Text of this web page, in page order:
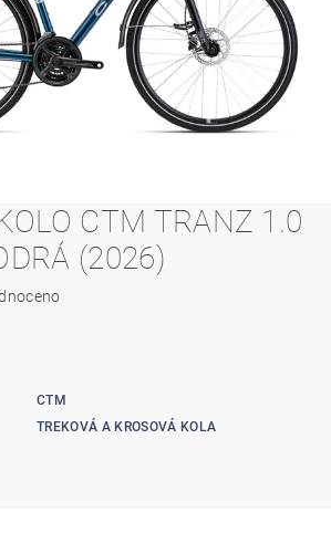
CTM TRANZ 1.0
(2026)
CTM
TREKOVÁ A KROSOVÁ KOLA